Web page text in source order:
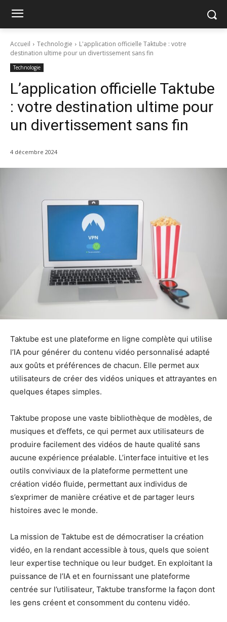
Accueil Technologie
L'application officielle Taktube : votre
destination ultime pour un divertissement sans fin
Technologie
L’application officielle Taktube
: votre destination ultime pour
un divertissement sans fin
4 décembre 2024
Taktube est une plateforme en ligne complète qui utilise
l’IA pour générer du contenu vidéo personnalisé adapté
aux goûts et préférences de chacun. Elle permet aux
utilisateurs de créer des vidéos uniques et attrayantes en
quelques étapes simples.
Taktube propose une vaste bibliothèque de modèles, de
musiques et d’effets, ce qui permet aux utilisateurs de
produire facilement des vidéos de haute qualité sans
aucune expérience préalable. L’interface intuitive et les
outils conviviaux de la plateforme permettent une
création vidéo fluide, permettant aux individus de
s’exprimer de manière créative et de partager leurs
histoires avec le monde.
La mission de Taktube est de démocratiser la création
vidéo, en la rendant accessible à tous, quels que soient
leur expertise technique ou leur budget. En exploitant la
puissance de l’IA et en fournissant une plateforme
centrée sur l’utilisateur, Taktube transforme la façon dont
les gens créent et consomment du contenu vidéo.